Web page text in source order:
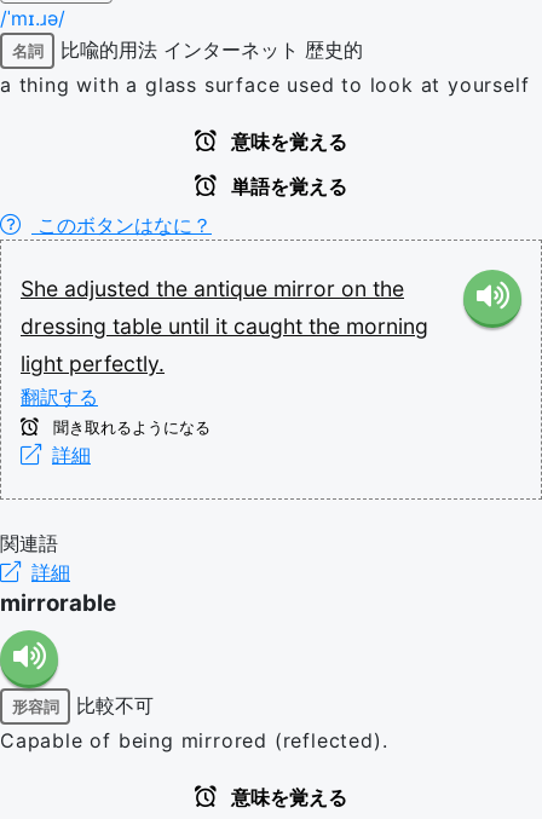
/ˈmɪ.ɹə/
名詞 比喩的用法 インターネット 歴史的
a thing with a glass surface used to look at yourself
意味を覚える
単語を覚える
このボタンはなに？
She adjusted the antique mirror on the
dressing table until it caught the morning
light perfectly.
翻訳する
聞き取れるようになる
詳細
関連語
詳細
mirrorable
形容詞
比較不可
Capable of being mirrored (reflected).
意味を覚える